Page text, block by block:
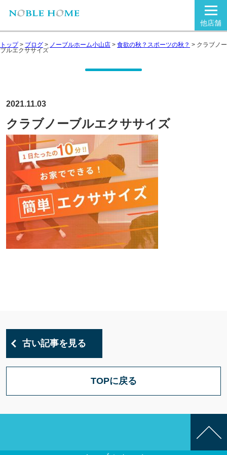
他店舗
トップ> ブログ > ノーブルホーム小山店 > 食欲の秋？スポーツの秋？ > クラブノー
ブルエクササイズ
2021.11.03
クラブノーブルエクササイズ
古い記事を見る
TOPに戻る